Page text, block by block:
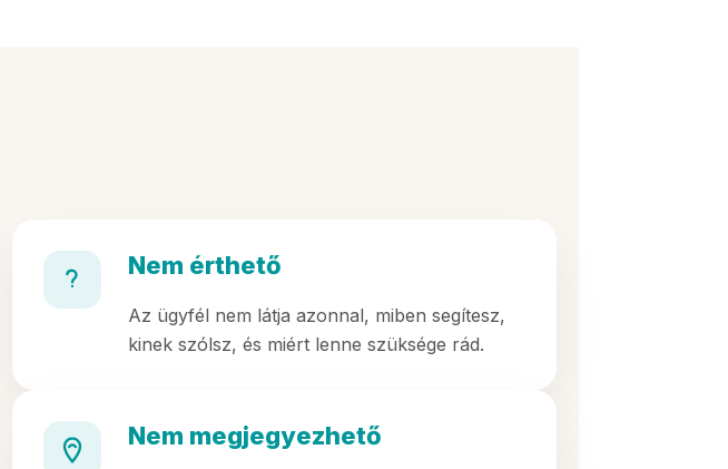
Nem érthető
Az ügyfél nem látja azonnal, miben segítesz,
kinek szólsz, és miért lenne szüksége rád.
Nem megjegyezhető